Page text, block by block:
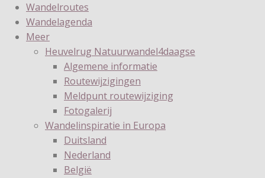
Wandelroutes
Wandelagenda
Meer
Heuvelrug Natuurwandel4daagse
Algemene informatie
Routewijzigingen
Meldpunt routewijziging
Fotogalerij
Wandelinspiratie in Europa
Duitsland
Nederland
België